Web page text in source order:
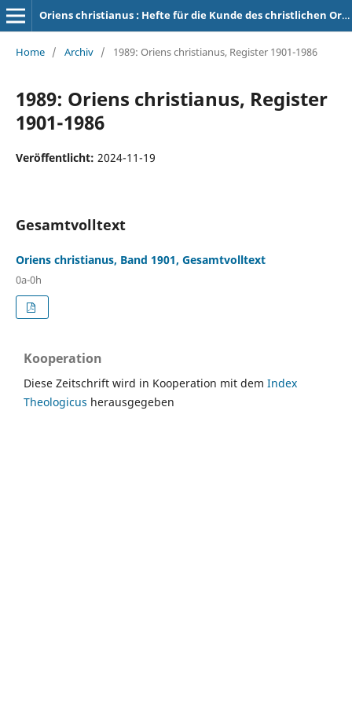
Oriens christianus : Hefte für die Kunde des christlichen Orients
Home / Archiv / 1989: Oriens christianus, Register 1901-1986
1989: Oriens christianus, Register
1901-1986
Veröffentlicht: 2024-11-19
Gesamtvolltext
Oriens christianus, Band 1901, Gesamtvolltext
0a-0h
Kooperation
Diese Zeitschrift wird in Kooperation mit dem Index
Theologicus herausgegeben